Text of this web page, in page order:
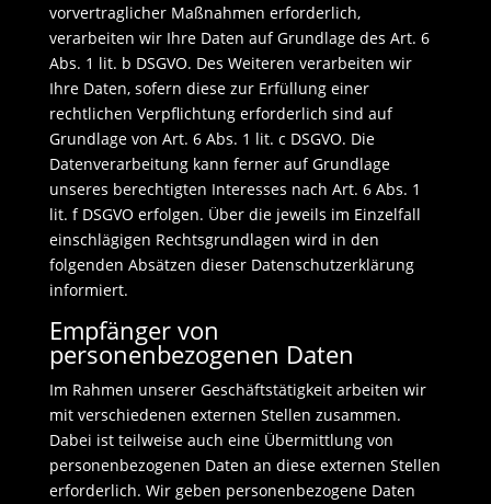
vorvertraglicher Maßnahmen erforderlich,
verarbeiten wir Ihre Daten auf Grundlage des Art. 6
Abs. 1 lit. b DSGVO. Des Weiteren verarbeiten wir
Ihre Daten, sofern diese zur Erfüllung einer
rechtlichen Verpflichtung erforderlich sind auf
Grundlage von Art. 6 Abs. 1 lit. c DSGVO. Die
Datenverarbeitung kann ferner auf Grundlage
unseres berechtigten Interesses nach Art. 6 Abs. 1
lit. f DSGVO erfolgen. Über die jeweils im Einzelfall
einschlägigen Rechtsgrundlagen wird in den
folgenden Absätzen dieser Datenschutzerklärung
informiert.
Empfänger von
personenbezogenen Daten
Im Rahmen unserer Geschäftstätigkeit arbeiten wir
mit verschiedenen externen Stellen zusammen.
Dabei ist teilweise auch eine Übermittlung von
personenbezogenen Daten an diese externen Stellen
erforderlich. Wir geben personenbezogene Daten